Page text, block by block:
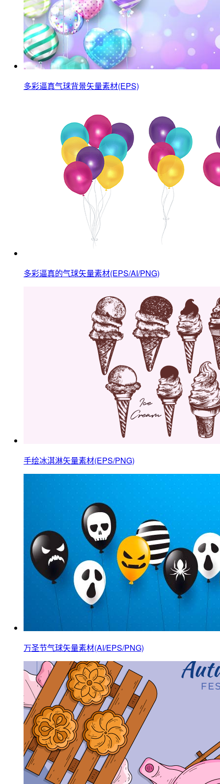
多彩逼真气球背景矢量素材(EPS)
多彩逼真的气球矢量素材(EPS/AI/PNG)
手绘冰淇淋矢量素材(EPS/PNG)
万圣节气球矢量素材(AI/EPS/PNG)